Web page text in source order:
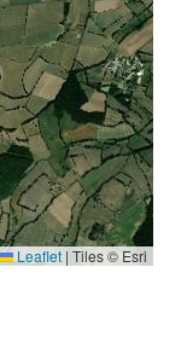
Leaflet | Tiles © Esri